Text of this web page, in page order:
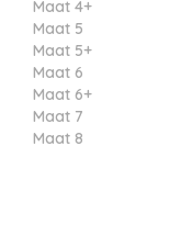
Maat 4+
Maat 5
Maat 5+
Maat 6
Maat 6+
Maat 7
Maat 8